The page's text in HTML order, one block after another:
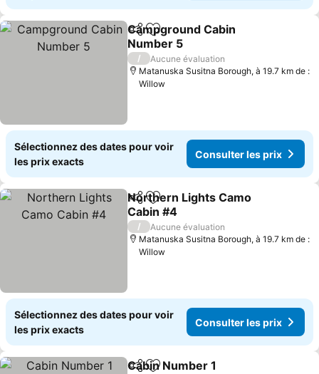
PartagerAjouter à mes favoris
Campground Cabin
Number 5
/
Aucune évaluation
Matanuska Susitna Borough, à 19.7 km de :
Willow
Sélectionnez des dates pour voir
les prix exacts
Consulter les prix
PartagerAjouter à mes favoris
Northern Lights Camo
Cabin #4
/
Aucune évaluation
Matanuska Susitna Borough, à 19.7 km de :
Willow
Sélectionnez des dates pour voir
les prix exacts
Consulter les prix
Cabin Number 1